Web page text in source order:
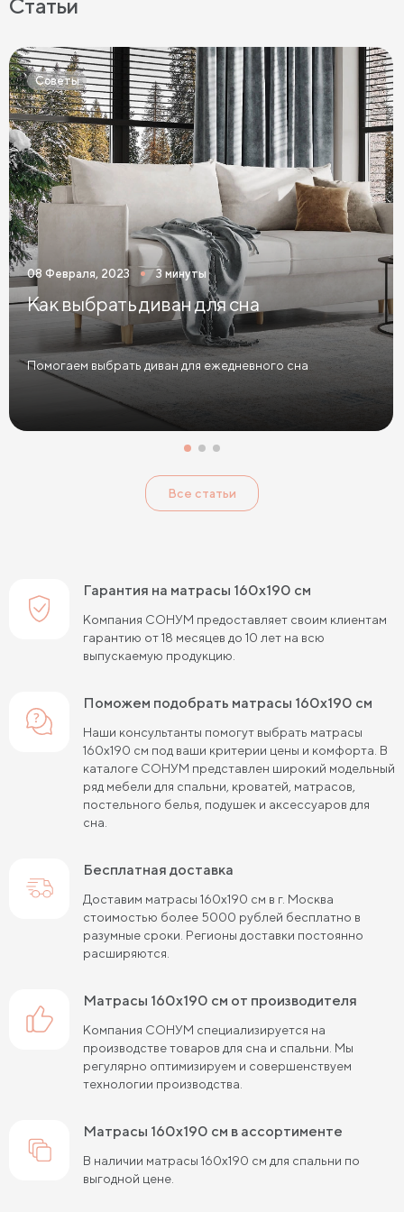
Матрасы 160x200 см Матрасы 180х200 см
Матрасы 200 см шириной Пружинные матрасы
Беспружинные матрасы Мягкие матрасы
Матрасы средней жесткости Жесткие матрасы
Тонкие матрасы Матрасы с независимыми пружинами
Матрасы из латекса Кокосовые матрасы
Матрасы из латекса и кокоса
Матрасы с эффектом памяти Высокие матрасы
Матрасы с 5 зонами жесткости
Матрасы с 7 зонами жесткости
Двуспальные матрасы Матрасы для кроватей
Односпальные матрасы 80х190
Жесткие матрасы 160х200
Односпальные пружинные матрасы
Кокосовые пружинные матрасы
Пружинные матрасы 80 см
Пружинные матрасы 120 см
Пружинные матрасы 160 см
Пружинные матрасы 180 см Жесткие матрасы 90х200
Жесткие матрасы 140х200
Пружинные матрасы 90х200 см
Жесткие матрасы 180х200
Жесткие матрасы 200 на 200
Пружинные матрасы 140х200 см
Советы
08 Февраля, 2023 3 минуты
Как выбрать диван для сна
Помогаем выбрать диван для ежедневного сна
Все статьи
Гарантия на матрасы 160х190 см
Компания СОНУМ предоставляет своим клиентам
гарантию от 18 месяцев до 10 лет на всю
выпускаемую продукцию.
Поможем подобрать матрасы 160х190 см
Наши консультанты помогут выбрать матрасы
160х190 см под ваши критерии цены и комфорта. В
каталоге СОНУМ представлен широкий модельный
ряд мебели для спальни, кроватей, матрасов,
постельного белья, подушек и аксессуаров для
сна.
Бесплатная доставка
Доставим матрасы 160х190 см в г. Москва
стоимостью более 5000 рублей бесплатно в
разумные сроки. Регионы доставки постоянно
расширяются.
матрасы 160х190 см от производителя
Компания СОНУМ специализируется на
производстве товаров для сна и спальни. Мы
регулярно оптимизируем и совершенствуем
технологии производства.
матрасы 160х190 см в ассортименте
В наличии матрасы 160х190 см для спальни по
выгодной цене.